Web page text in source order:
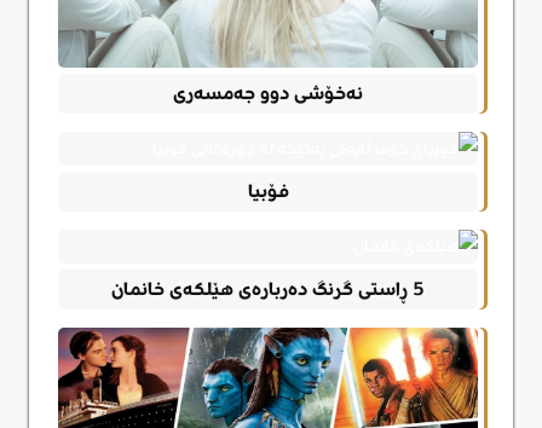
نەخۆشی دوو جەمسەری
فۆبیا
5 ڕاستی گرنگ دەربارەی هێلکەی خانمان